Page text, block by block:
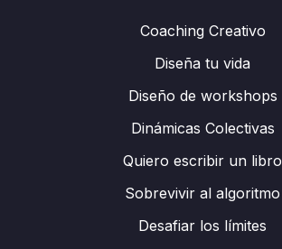
Coaching Creativo
Diseña tu vida
Diseño de workshops
Dinámicas Colectivas
Quiero escribir un libro
Sobrevivir al algoritmo
Desafiar los límites